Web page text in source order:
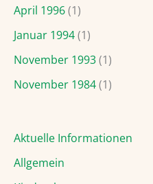
April 1996(1)
Januar 1994(1)
November 1993(1)
November 1984(1)
Aktuelle Informationen
Allgemein